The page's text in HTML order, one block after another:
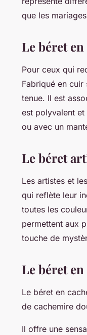
que les
Le béret
Pour ceux qui
Fabriqué en
tenue. Il est
est polyvalent
ou avec un
Le béret
Les artistes et
qui reflète leur
toutes les
permettent aux
touche de
Le béret
Le béret en
de cachemire
Il offre une